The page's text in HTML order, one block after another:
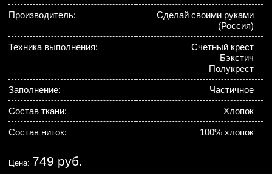
Производитель:
Сделай своими руками
(Россия)
Техника выполнения:
Счетный крест
Бэкстич
Полукрест
Заполнение: Частичное
Состав ткани: Хлопок
Состав ниток: 100% хлопок
Цена: 749 руб.